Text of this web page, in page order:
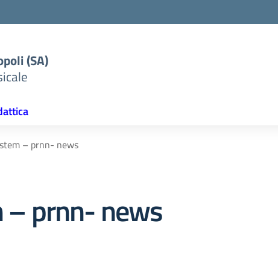
(SA)
– prnn- news
– prnn- news